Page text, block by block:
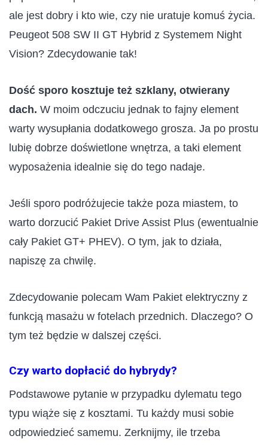
ale jest dobry i kto wie, czy nie uratuje komuś życia.
Peugeot 508 SW II GT Hybrid z Systemem Night
Vision? Zdecydowanie tak!
Dość sporo kosztuje też szklany, otwierany
dach. W moim odczuciu jednak to fajny element
warty wysupłania dodatkowego grosza. Ja po prostu
lubię dobrze doświetlone wnętrza, a taki element
wyposażenia idealnie się do tego nadaje.
Jeśli sporo podróżujecie także poza miastem, to
warto dorzucić Pakiet Drive Assist Plus (ewentualnie
cały Pakiet GT+ PHEV). O tym, jak to działa,
napiszę za chwilę.
Zdecydowanie polecam Wam Pakiet elektryczny z
funkcją masażu w fotelach przednich. Dlaczego? O
tym też będzie w dalszej części.
Czy warto dopłacić do hybrydy?
Podstawowe pytanie w przypadku dylematu tego
typu wiąże się z kosztami. Tu każdy musi sobie
odpowiedzieć samemu. Zerknijmy, ile trzeba